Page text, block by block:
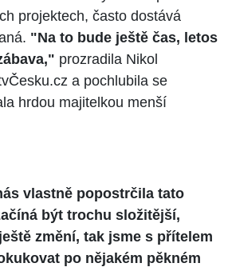
projektech, často dostává
"Na to bude ještě čas, letos
prozradila Nikol
a pochlubila se
hrdou majitelkou menší
vlastně popostrčila tato
být trochu složitější,
změní, tak jsme s přítelem
po nějakém pěkném